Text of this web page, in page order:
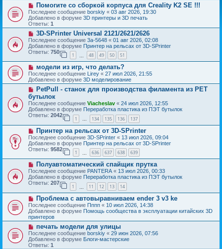
Н
о
в
о
е
с
о
о
б
е
н
и
е
Помогите со сборкой корпуса для Creality K2 SE !!!
Последнее сообщение borskiy « 03 авг 2026, 19:30
Добавлено в форуме 3D принтеры и 3D печать
Ответы: 1
Н
о
в
о
е
с
о
о
б
щ
е
н
и
е
3D-SPrinter Universal 2121/2621/2626
Последнее сообщение 3a-5648 « 01 авг 2026, 02:08
Добавлено в форуме Принтер на рельсах от 3D-SPrinter
Ответы: 750
1 48 49 50 51
Н
о
в
о
с
о
о
б
щ
е
и
е
модели из игр, что делать?
Последнее сообщение Lirey « 27 июл 2026, 21:55
Добавлено в форуме 3D моделирование
Н
в
о
е
с
о
б
щ
е
н
и
PetPull - cтанок для производства филамента из PET
бутылок
Последнее сообщение Viacheslav « 24 июл 2026, 12:55
Добавлено в форуме Переработка пластика из ПЭТ бутылок
Ответы: 2042
1 … 134 135 136 137
Н
о
в
о
е
с
о
б
щ
н
и
е
Принтер на рельсах от 3D-SPrinter
Последнее сообщение 3D-SPrinter « 13 июл 2026, 09:04
Добавлено в форуме Принтер на рельсах от 3D-SPrinter
Ответы: 9582
1 636 637 638 639
Н
о
в
о
с
о
б
щ
е
н
и
е
Полуавтоматический спайщик прутка
Последнее сообщение PANTERA« 13 июл 2026, 00:33
Добавлено в форуме Переработка пластика из ПЭТ бутылок
Ответы: 207
1 11 12 13 14
Н
о
в
о
е
с
о
о
б
Проблема с автовыравниваем ender 3 v3 ke
Последнее сообщение Пппп « 10 июл 2026, 14:38
Добавлено в форуме Помощь сообщества в эксплуатации китайских 3D
принтеров
Н
о
в
о
печать модели для улицы
Последнее сообщение borskiy « 29 июн 2026, 07:56
Добавлено в форуме Блоги-мастерские
Ответы: 1